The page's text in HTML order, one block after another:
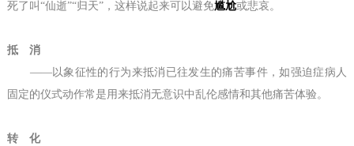
死了叫“仙逝”“归天”，这样说起来可以避免尴尬或悲哀。
抵 消
——以象征性的行为来抵消已往发生的痛苦事件，如强迫症病人
固定的仪式动作常是用来抵消无意识中乱伦感情和其他痛苦体验。
转 化